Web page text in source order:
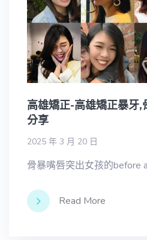
高雄矯正-高雄矯正暴牙,
分享
2025 年 3 月 20 日
骨暴嘴唇突出女孩的before
Read More